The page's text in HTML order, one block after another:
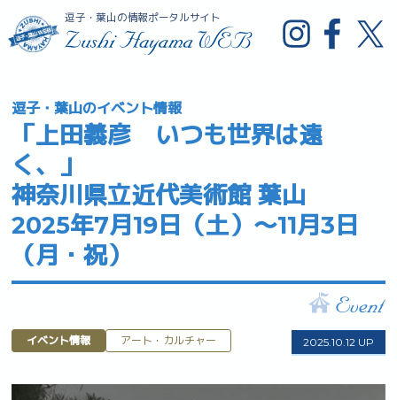
逗子・葉山の情報ポータルサイト
逗子・葉山のイベント情報
「上田義彦 いつも世界は遠
く、」
神奈川県立近代美術館 葉山
2025年7月19日（土）～11月3日
（月・祝）
イベント情報 アート・カルチャー 2025.10.12 UP